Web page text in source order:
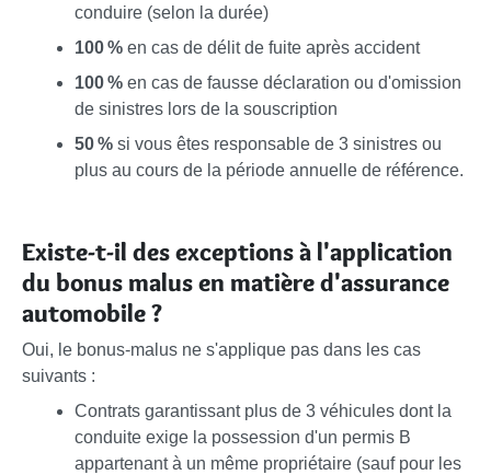
conduire (selon la durée)
100 % en cas de délit de fuite après accident
100 % en cas de fausse déclaration ou d'omission
de sinistres lors de la souscription
50 % si vous êtes responsable de 3 sinistres ou
plus au cours de la période annuelle de référence.
Existe-t-il des exceptions à l'application
du bonus malus en matière d'assurance
automobile ?
Oui, le bonus-malus ne s'applique pas dans les cas
suivants :
Contrats garantissant plus de 3 véhicules dont la
conduite exige la possession d'un permis B
appartenant à un même propriétaire (sauf pour les